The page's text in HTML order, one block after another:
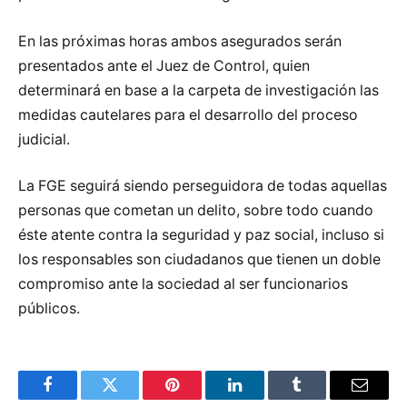
En las próximas horas ambos asegurados serán
presentados ante el Juez de Control, quien
determinará en base a la carpeta de investigación las
medidas cautelares para el desarrollo del proceso
judicial.
La FGE seguirá siendo perseguidora de todas aquellas
personas que cometan un delito, sobre todo cuando
éste atente contra la seguridad y paz social, incluso si
los responsables son ciudadanos que tienen un doble
compromiso ante la sociedad al ser funcionarios
públicos.
FacebookTwitter Pinterest LinkedInTumblr Email